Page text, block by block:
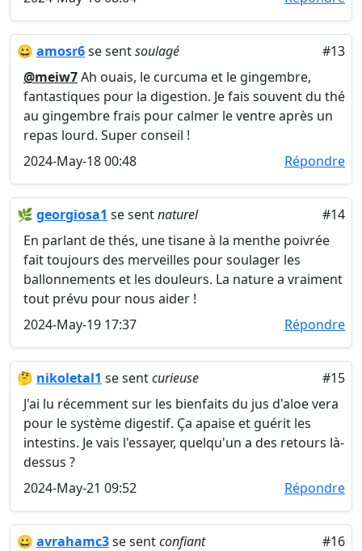
😀 amosr6se sentsoulagé
#13
@meiw7Ah ouais, le curcuma et le gingembre,
fantastiques pour la digestion. Je fais souvent du thé
au gingembre frais pour calmer le ventre après un
repas lourd. Super conseil !
2024-May-18 00:48
Répondre
🌿 georgiosa1 se sentnaturel
#14
En parlant de thés, une tisane à la menthe poivrée
fait toujours des merveilles pour soulager les
ballonnements et les douleurs. La nature a vraiment
tout prévu pour nous aider !
2024-May-19 17:37
Répondre
🤔 nikoletal1 se sentcurieuse
#15
J'ai lu récemment sur les bienfaits du jus d'aloe vera
pour le système digestif. Ça apaise et guérit les
intestins. Je vais l'essayer, quelqu'un a des retours là-
dessus ?
2024-May-21 09:52
Répondre
😀 avrahamc3se sentconfiant #16